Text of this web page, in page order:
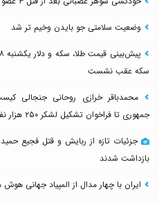
وضعیت سلامتی جو بایدن وخیم تر شد
سکه عقب نشست
محمدباقر خرازی روحانی جنجالی
جمهوری تا فراخوان تشکیل لشکر ۲۵۰ هزار نفری و احضار به دادگاه
بازداشت شدند
ایران با چهار مدال از المپیاد جهانی